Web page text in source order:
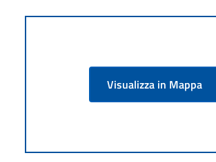
Visualizza in Mappa